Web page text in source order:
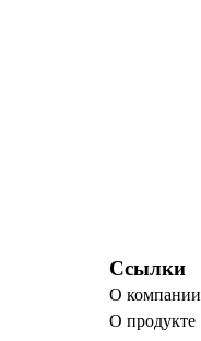
Ссылки
О компании
О продукте